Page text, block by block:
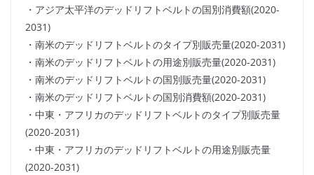
・アジア太平洋のデッドリフトベルトの国別消費額(2020-
2031)
・南米のデッドリフトベルトのタイプ別販売量(2020-2031)
・南米のデッドリフトベルトの用途別販売量(2020-2031)
・南米のデッドリフトベルトの国別販売量(2020-2031)
・南米のデッドリフトベルトの国別消費額(2020-2031)
・中東・アフリカのデッドリフトベルトのタイプ別販売量
(2020-2031)
・中東・アフリカのデッドリフトベルトの用途別販売量
(2020-2031)